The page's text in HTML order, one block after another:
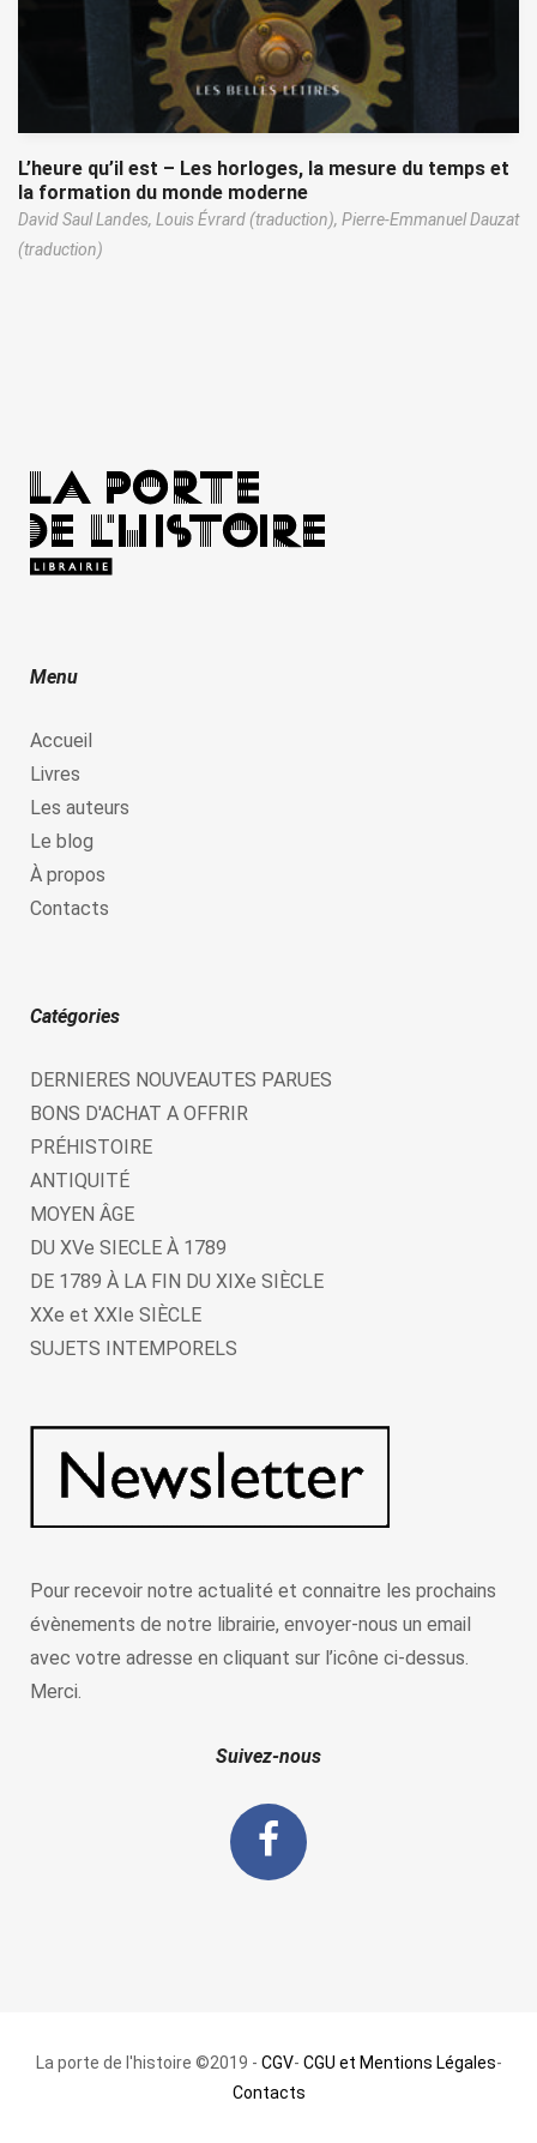
L’heure qu’il est – Les horloges, la mesure du temps et
la formation du monde moderne
David Saul Landes, Louis Évrard (traduction), Pierre-Emmanuel Dauzat
(traduction)
Menu
Accueil
Livres
Les auteurs
Le blog
À propos
Contacts
Catégories
DERNIERES NOUVEAUTES PARUES
BONS D'ACHAT A OFFRIR
PRÉHISTOIRE
ANTIQUITÉ
MOYEN ÂGE
DU XVe SIECLE À 1789
DE 1789 À LA FIN DU XIXe SIÈCLE
XXe et XXIe SIÈCLE
SUJETS INTEMPORELS
Pour recevoir notre actualité et connaitre les prochains
évènements de notre librairie, envoyer-nous un email
avec votre adresse en cliquant sur l’icône ci-dessus.
Merci.
Suivez-nous
La porte de l'histoire ©2019 - CGV- CGU et Mentions Légales-
Contacts